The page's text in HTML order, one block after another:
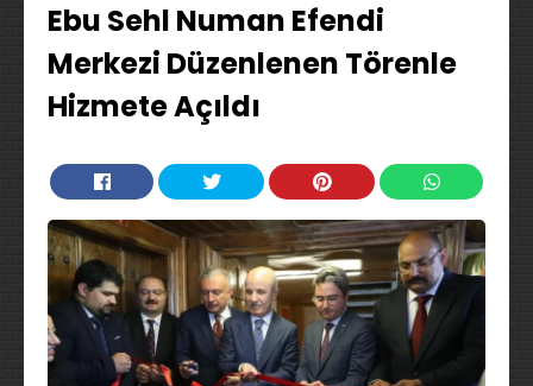
Ebu Sehl Numan Efendi
Merkezi Düzenlenen Törenle
Hizmete Açıldı